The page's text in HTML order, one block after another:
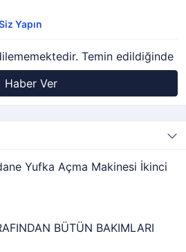
Yapın
Temin edildiğinde
Haber Ver
Yufka Açma Makinesi İkinci
BÜTÜN BAKIMLARI